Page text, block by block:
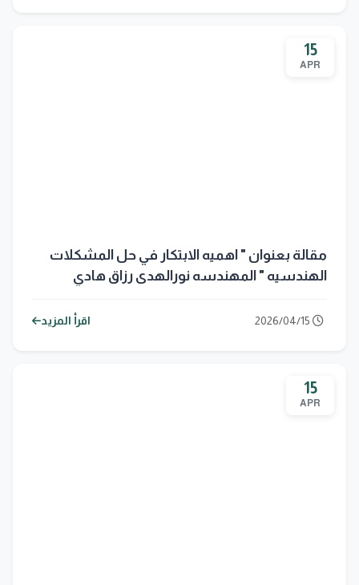
15
APR
مقالة بعنوان " اهميه الابتكار في حل المشكلات
الهندسيه " المهندسه نورالهدى رزاق هادي
اقرأ المزيد
15
APR